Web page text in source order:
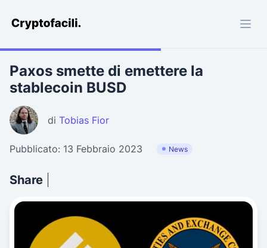
Cryptofacili.com
Paxos smette di emettere la
stablecoin BUSD
di Tobias Fior
Pubblicato: 13 Febbraio 2023 News
Share